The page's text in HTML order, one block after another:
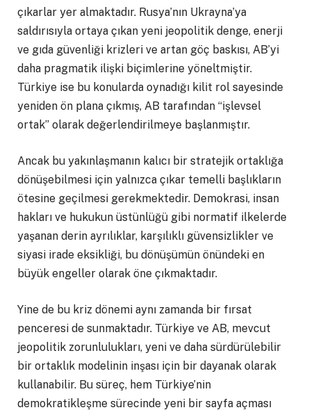
çıkarlar yer almaktadır. Rusya’nın Ukrayna’ya
saldırısıyla ortaya çıkan yeni jeopolitik denge, enerji
ve gıda güvenliği krizleri ve artan göç baskısı, AB’yi
daha pragmatik ilişki biçimlerine yöneltmiştir.
Türkiye ise bu konularda oynadığı kilit rol sayesinde
yeniden ön plana çıkmış, AB tarafından “işlevsel
ortak” olarak değerlendirilmeye başlanmıştır.
Ancak bu yakınlaşmanın kalıcı bir stratejik ortaklığa
dönüşebilmesi için yalnızca çıkar temelli başlıkların
ötesine geçilmesi gerekmektedir. Demokrasi, insan
hakları ve hukukun üstünlüğü gibi normatif ilkelerde
yaşanan derin ayrılıklar, karşılıklı güvensizlikler ve
siyasi irade eksikliği, bu dönüşümün önündeki en
büyük engeller olarak öne çıkmaktadır.
Yine de bu kriz dönemi aynı zamanda bir fırsat
penceresi de sunmaktadır. Türkiye ve AB, mevcut
jeopolitik zorunlulukları, yeni ve daha sürdürülebilir
bir ortaklık modelinin inşası için bir dayanak olarak
kullanabilir. Bu süreç, hem Türkiye’nin
demokratikleşme sürecinde yeni bir sayfa açması